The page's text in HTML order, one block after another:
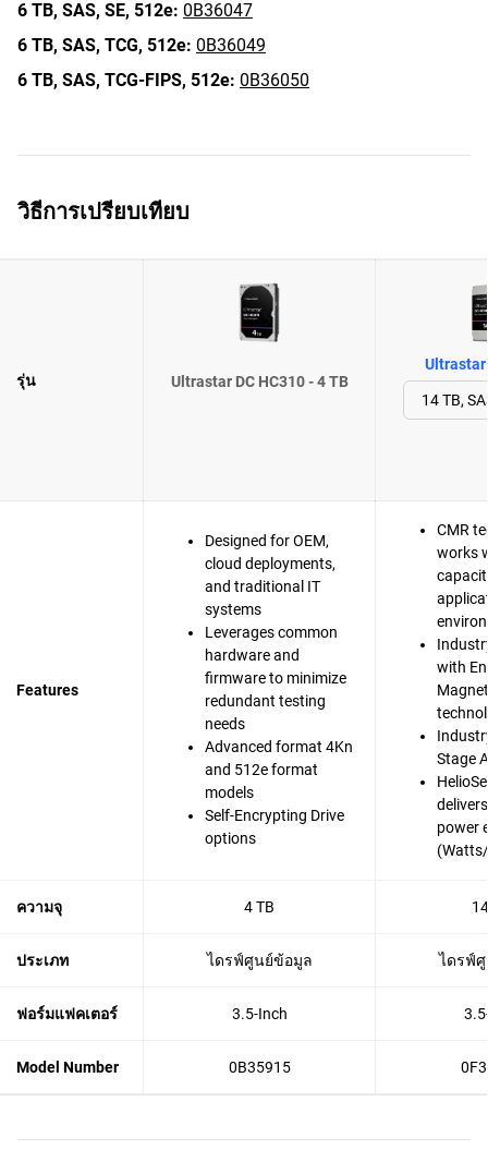
6 TB, SAS, SE, 512e: 0B36047
6 TB, SAS, TCG, 512e: 0B36049
6 TB, SAS, TCG-FIPS, 512e: 0B36050
วิธีการเปรียบเทียบ
รุ่น Ultrastar DC HC310 - 4 TB
Ultrastar
Features
Designed for OEM,
cloud deployments,
and traditional IT
systems
Leverages common
hardware and
firmware to minimize
redundant testing
needs
Advanced format 4Kn
and 512e format
models
Self-Encrypting Drive
options
CMR
works
with
Stage
power
ความจุ 4 TB
ประเภท ไดรฟ์ศูนย์ข้อมูล ไดรฟ์
ฟอร์มแฟคเตอร์ 3.5-Inch
Model Number 0B35915